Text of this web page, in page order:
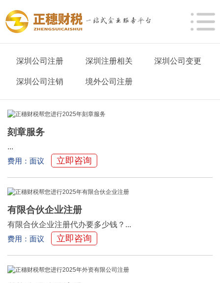
深圳公司注册 深圳注册相关 深圳公司变更
深圳公司注销 境外公司注册
刻章服务
...
费用：面议
立即咨询
有限合伙企业注册
有限合伙企业注册代办要多少钱？...
费用：面议
立即咨询